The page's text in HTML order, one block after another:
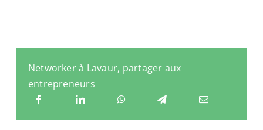
Networker à Lavaur, partager aux
entrepreneurs